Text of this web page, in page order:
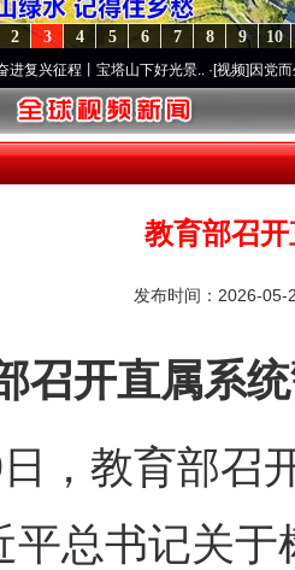
10
9
8
7
6
5
4
3
2
宝塔山下好光景..·[视频]因党而生 为党而
教育部召
发布时间：2026-
开直属系统
教育部召开
平总书记关